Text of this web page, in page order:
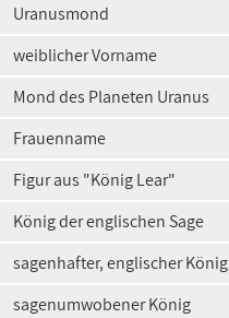
Uranusmond
weiblicher Vorname
Mond des Planeten Uranus
Frauenname
Figur aus "König Lear"
König der englischen Sage
sagenhafter, englischer König
sagenumwobener König